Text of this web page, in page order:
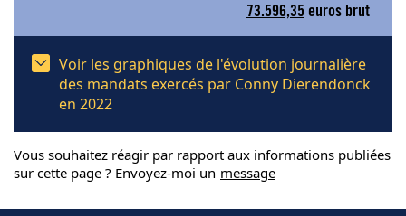
73.596,35 euros brut
Voir les graphiques de l'évolution journalière
des mandats exercés par Conny Dierendonck
en 2022
Vous souhaitez réagir par rapport aux informations publiées
sur cette page ? Envoyez-moi un message